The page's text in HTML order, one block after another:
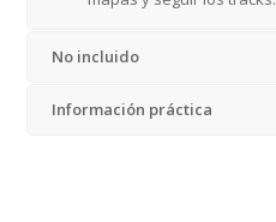
No incluido
Información práctica